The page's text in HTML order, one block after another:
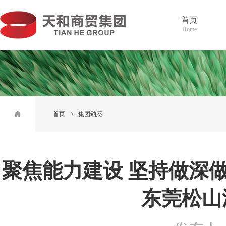
首页
Home
首页 > 集团动态
聚焦能力建设 坚持做深
东莞松